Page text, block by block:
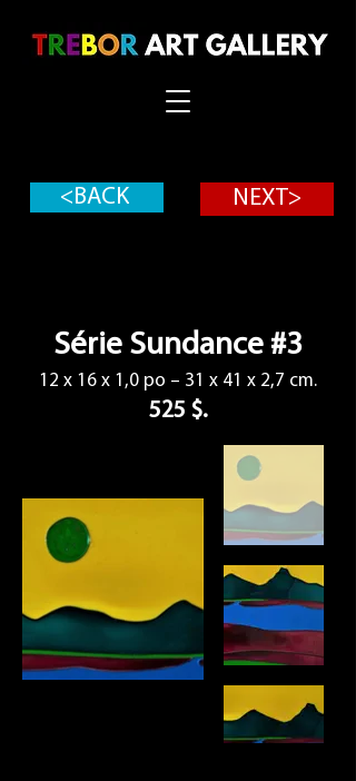
<BACK NEXT>
Série Sundance #3
12 x 16 x 1,0 po – 31 x 41 x 2,7 cm.
525 $.